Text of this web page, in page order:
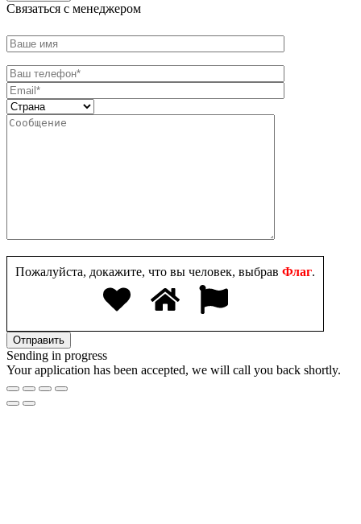
Связаться с менеджером
Пожалуйста, докажите, что вы человек, выбрав Флаг.
Sending in progress
Your application has been accepted, we will call you back shortly.